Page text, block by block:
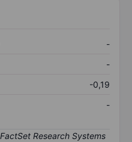
-
-
-0,19
-